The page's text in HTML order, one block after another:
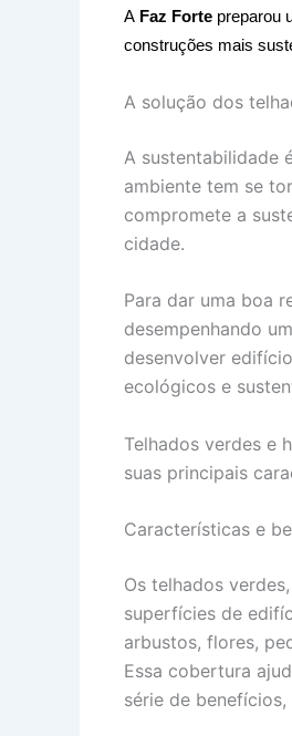
A Faz Forte preparou
construções mais
A solução dos
A sustentabilidade
ambiente tem se
compromete a
cidade.
Para dar uma boa
desempenhando
desenvolver
ecológicos e
Telhados verdes e
suas principais
Características e
Os telhados
superfícies de
arbustos, flores,
Essa cobertura
série de benefícios,